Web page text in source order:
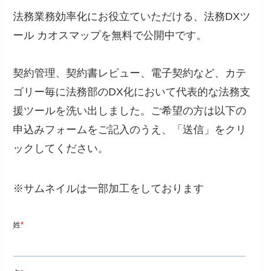
法務業務効率化にお役立ていただける、法務DXツ
ール カオスマップを無料で公開中です。
契約管理、契約書レビュー、電子契約など、カテ
ゴリー毎に法務部のDX化において代表的な法務支
援ツールを洗い出しました。ご希望の方は以下の
申込みフォームをご記入のうえ、「送信」をクリ
ックしてください。
※サムネイルは一部加工をしております